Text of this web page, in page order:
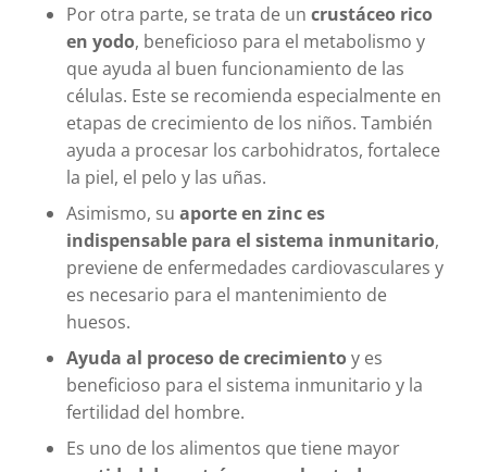
Por otra parte, se trata de uncrustáceo rico
en yodo, beneficioso para el metabolismo y
que ayuda al buen funcionamiento de las
células. Este se recomienda especialmente en
etapas de crecimiento de los niños. También
ayuda a procesar los carbohidratos, fortalece
la piel, el pelo y las uñas.
Asimismo, suaporte en zinc es
indispensable para el sistema inmunitario,
previene de enfermedades cardiovasculares y
es necesario para el mantenimiento de
huesos.
Ayuda al proceso de crecimientoy es
beneficioso para el sistema inmunitario y la
fertilidad del hombre.
Es uno de los alimentos que tiene mayor